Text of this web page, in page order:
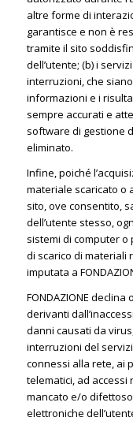
altre forme di
garantisce e non è
tramite il sito
dell’utente; (b) i
interruzioni, che
informazioni e i
sempre accurati e
software di gestione
eliminato.
Infine, poiché
materiale scaricato o
sito, ove consentito,
dell’utente stesso,
sistemi di computer
di scarico di materiali
imputata a
FONDAZIONE
derivanti
danni causati da
interruzioni del
connessi alla rete, ai
telematici, ad
mancato e/o
elettroniche